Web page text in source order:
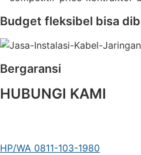
Budget fleksibel bisa
Bergaransi
HUBUNGI KAMI
HP/WA 0811-103-1980